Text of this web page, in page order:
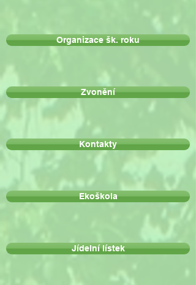
Organizace šk. roku
Zvonění
Kontakty
Ekoškola
Jídelní lístek